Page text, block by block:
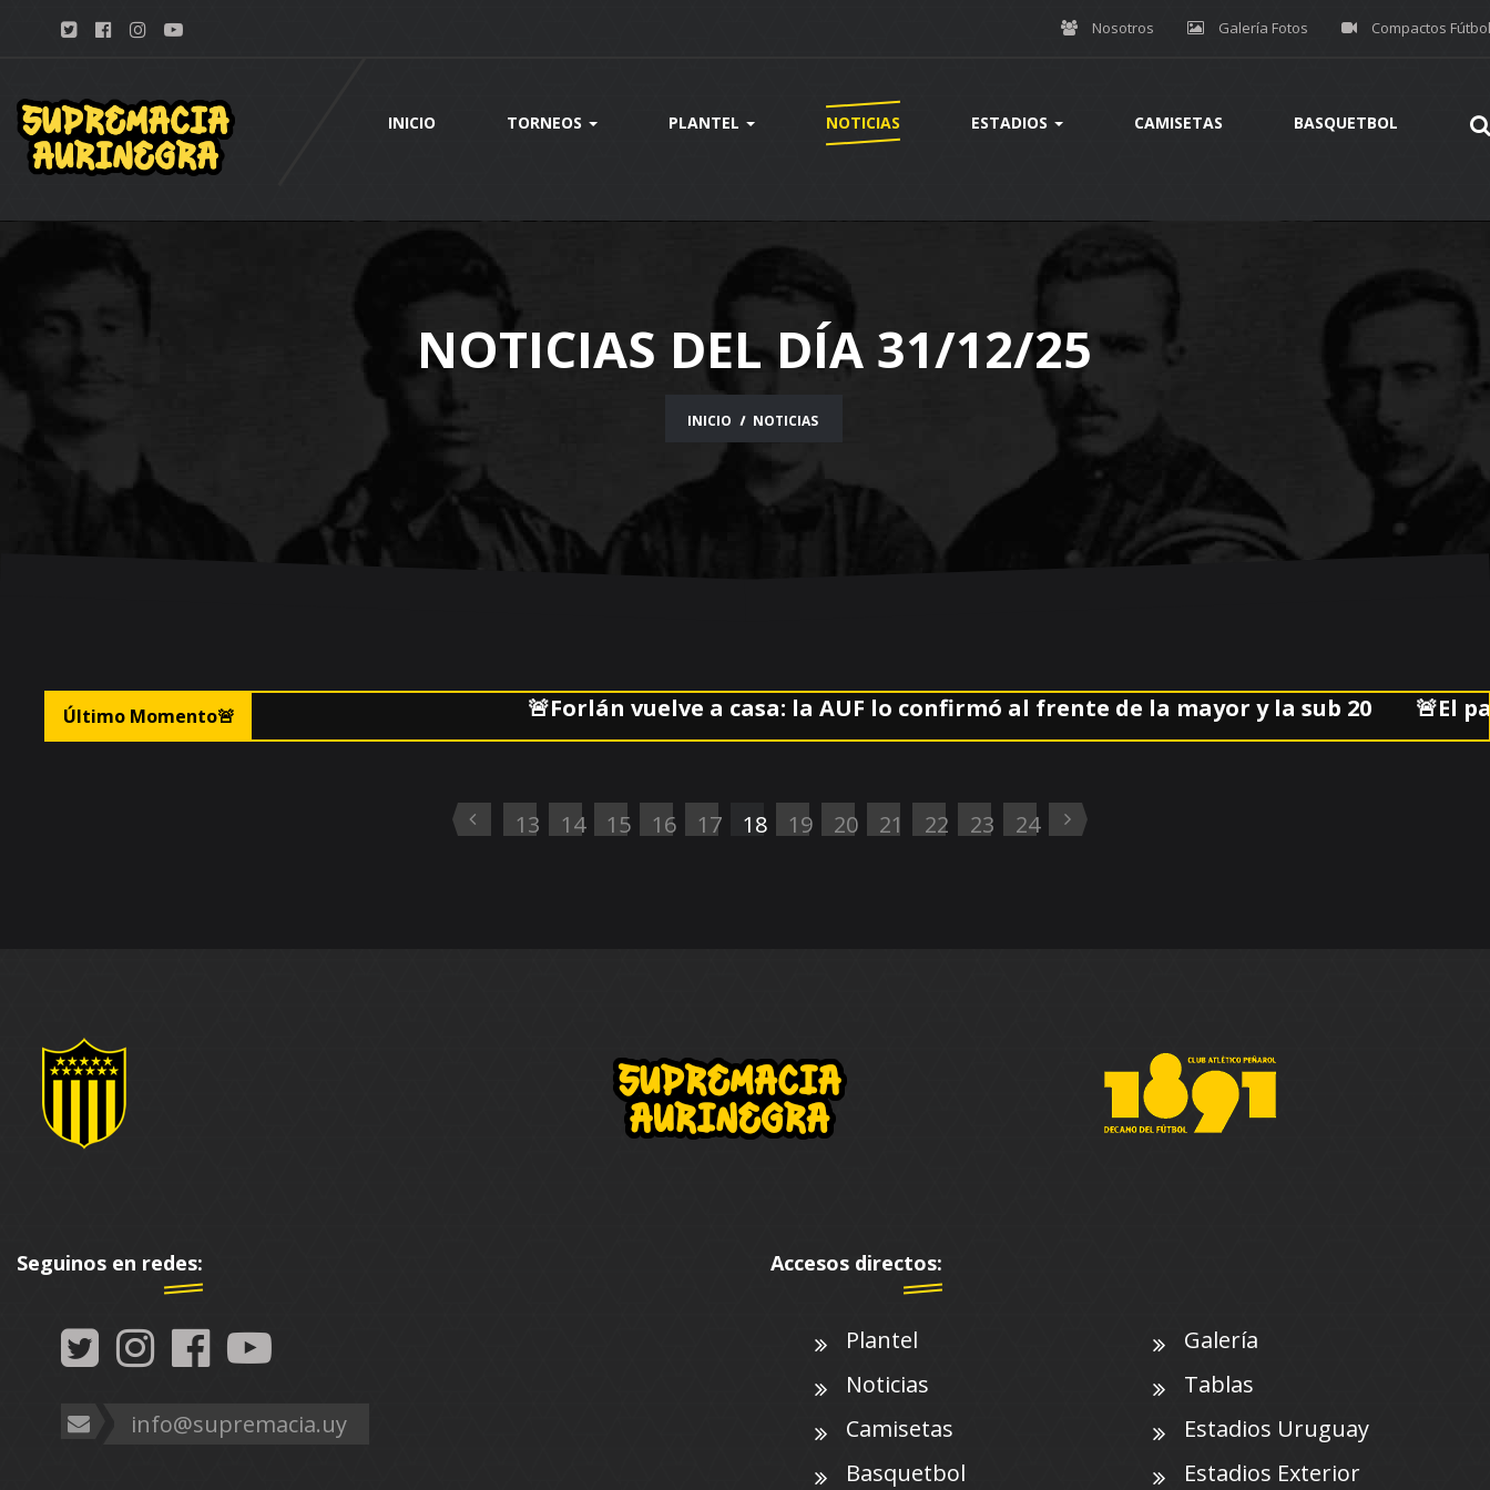
Nosotros Galería Fotos Compactos Fútbol
INICIO TORNEOS PLANTEL NOTICIAS ESTADIOS CAMISETAS BASQUETBOL
NOTICIAS DEL DÍA 31/12/25
INICIO NOTICIAS
Último Momento🚨 🚨Forlán vuelve a casa: la AUF lo confirmó al frente de la mayor y la sub 20 🚨El partido
13 14 15 16 17 18 19 20 21 22 23 24
Seguinos en redes:
info@supremacia.uy
Accesos directos:
Plantel
Galería
Noticias
Tablas
Camisetas
Estadios Uruguay
Basquetbol
Estadios Exterior